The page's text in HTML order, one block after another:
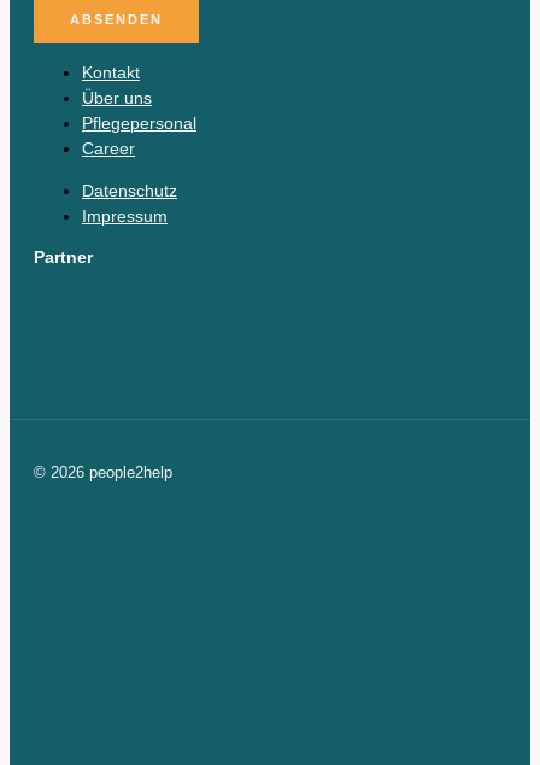
Kontakt
Über uns
Pflegepersonal
Career
Datenschutz
Impressum
Partner
© 2026 people2help